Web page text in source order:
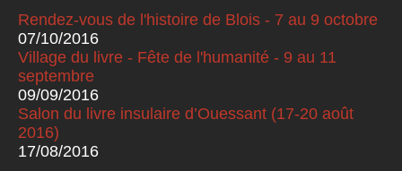
Rendez-vous de l'histoire de Blois - 7 au 9 octobre
07/10/2016
Village du livre - Fête de l'humanité - 9 au 11
septembre
09/09/2016
Salon du livre insulaire d’Ouessant (17-20 août
2016)
17/08/2016